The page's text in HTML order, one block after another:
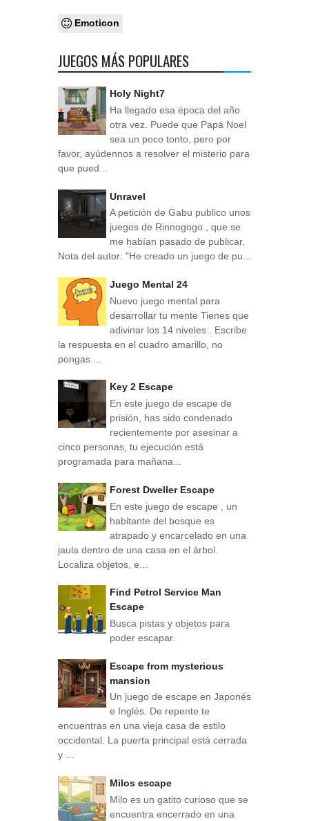
Emoticon
JUEGOS MÁS POPULARES
Holy Night7
Ha llegado esa época del año
otra vez. Puede que Papá Noel
sea un poco tonto, pero por
favor, ayúdennos a resolver el misterio para
que pued...
Unravel
A petición de Gabu publico unos
juegos de Rinnogogo , que se
me habían pasado de publicar.
Nota del autor: "He creado un juego de pu...
Juego Mental 24
Nuevo juego mental para
desarrollar tu mente Tienes que
adivinar los 14 niveles . Escribe
la respuesta en el cuadro amarillo, no
pongas ...
Key 2 Escape
En este juego de escape de
prisión, has sido condenado
recientemente por asesinar a
cinco personas, tu ejecución está
programada para mañana...
Forest Dweller Escape
En este juego de escape , un
habitante del bosque es
atrapado y encarcelado en una
jaula dentro de una casa en el árbol.
Localiza objetos, e...
Find Petrol Service Man
Escape
Busca pistas y objetos para
poder escapar.
Escape from mysterious
mansion
Un juego de escape en Japonés
e Inglés. De repente te
encuentras en una vieja casa de estilo
occidental. La puerta principal está cerrada
y ...
Milos escape
Milo es un gatito curioso que se
encuentra encerrado en una